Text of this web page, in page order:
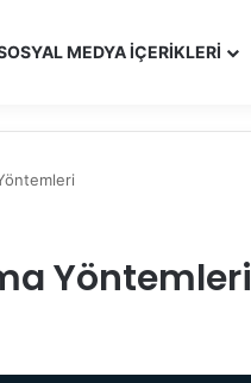
MEDYA İÇERIKLERI
Yöntemleri